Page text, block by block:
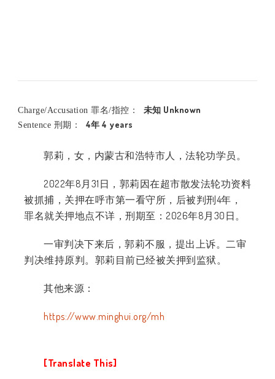
Charge/Accusation 罪名/指控： 未知 Unknown
Sentence 刑期： 4年 4 years
郭莉，女，内蒙古和浩特市人，法轮功学员。
2022年8月31日，郭莉因在超市散发法轮功资料
被抓捕，关押在呼市第一看守所，后被判刑4年，
罪名就关押地点不详，刑期至：2026年8月30日。
一审判决下来后，郭莉不服，提出上诉。二审
判决维持原判。郭莉目前已经被关押到监狱。
其他来源：
https://www.minghui.org/mh
[Translate This]